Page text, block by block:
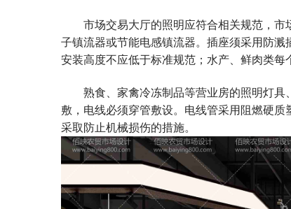
市场交易大厅的照明应符合相关规范，市
子镇流器或节能电感镇流器。插座须采用防
安装高度不应低于标准规范；水产、鲜肉类每
熟食、家禽冷冻制品等营业房的照明灯具
敷，电线必须穿管敷设。电线管采用阻燃硬
采取防止机械损伤的措施。